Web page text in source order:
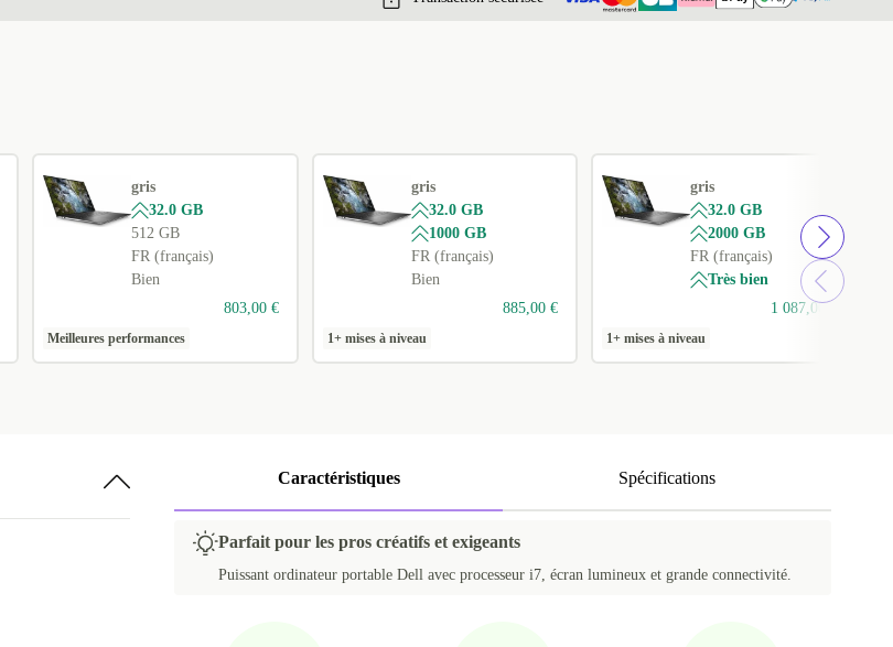
gris
32.0 GB
512 GB
FR (français)
Bien
803,00 €
Meilleures performances
gris
32.0 GB
1000 GB
FR (français)
Bien
885,00 €
1+ mises à niveau
gris
32.0 GB
2000 GB
FR (français)
Très bien
1 087,00 €
1+ mises à niveau
Caractéristiques Spécifications
Parfait pour les pros créatifs et exigeants
Puissant ordinateur portable Dell avec processeur i7, écran lumineux et grande connectivité.